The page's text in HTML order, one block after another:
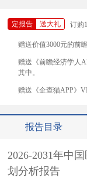
定报告 送大礼 订购
赠送价值3000元的前
赠送《前瞻经济学人
其中。
赠送《企查猫APP》
报告目录
2026-2031年中
划分析报告